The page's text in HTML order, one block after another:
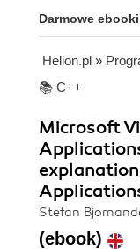
Darmowe ebooki
Helion.pl »
📚 C++
Microsoft
Stefan
(ebook)